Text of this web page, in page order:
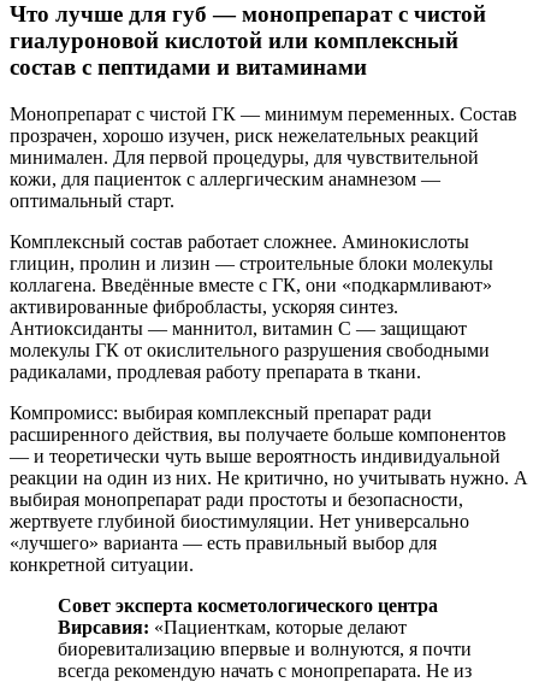
Что лучше для губ — монопрепарат с чистой
гиалуроновой кислотой или комплексный
состав с пептидами и витаминами
Монопрепарат с чистой ГК — минимум переменных. Состав
прозрачен, хорошо изучен, риск нежелательных реакций
минимален. Для первой процедуры, для чувствительной
кожи, для пациенток с аллергическим анамнезом —
оптимальный старт.
Комплексный состав работает сложнее. Аминокислоты
глицин, пролин и лизин — строительные блоки молекулы
коллагена. Введённые вместе с ГК, они «подкармливают»
активированные фибробласты, ускоряя синтез.
Антиоксиданты — маннитол, витамин C — защищают
молекулы ГК от окислительного разрушения свободными
радикалами, продлевая работу препарата в ткани.
Компромисс: выбирая комплексный препарат ради
расширенного действия, вы получаете больше компонентов
— и теоретически чуть выше вероятность индивидуальной
реакции на один из них. Не критично, но учитывать нужно. А
выбирая монопрепарат ради простоты и безопасности,
жертвуете глубиной биостимуляции. Нет универсально
«лучшего» варианта — есть правильный выбор для
конкретной ситуации.
Совет эксперта косметологического центра
Вирсавия: «Пациенткам, которые делают
биоревитализацию впервые и волнуются, я почти
всегда рекомендую начать с монопрепарата. Не из